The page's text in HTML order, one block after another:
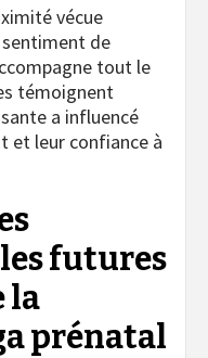
vécue
sentiment de
tout le
témoignent
a influencé
et leur confiance à
futures
la
prénatal